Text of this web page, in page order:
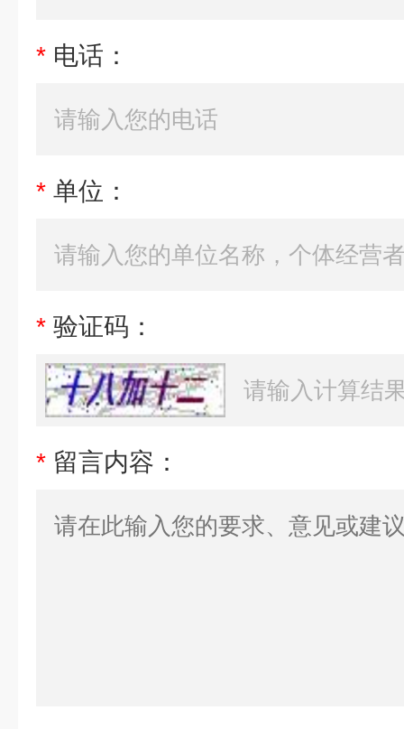
* 电话：
* 单位：
* 验证码：
* 留言内容：